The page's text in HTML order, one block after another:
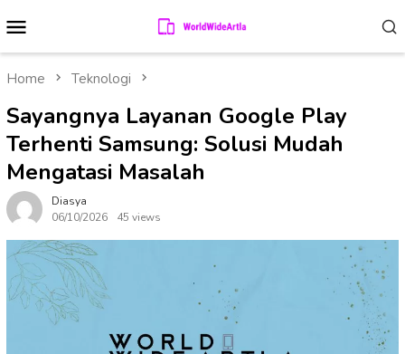
to
contentMenu
Home Teknologi
Sayangnya Layanan Google Play
Terhenti Samsung: Solusi Mudah
Mengatasi Masalah
Diasya
06/10/2026
45 views